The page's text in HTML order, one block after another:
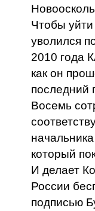
Чтобы
уволился
2010 года
как он
последний
Восемь
который
И делает
России
подписью